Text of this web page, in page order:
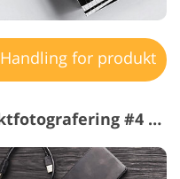
Handling for produkt
Photoshop Actions Produktfotografering #4 "HDR"